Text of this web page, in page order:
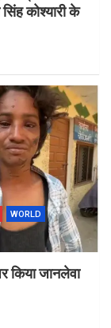
कोश्यारी के
WORLD
किया जानलेवा